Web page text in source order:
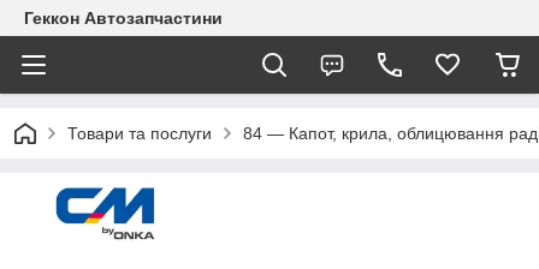
Геккон Автозапчастини
Товари та послуги 84 — Капот, крила, облицювання